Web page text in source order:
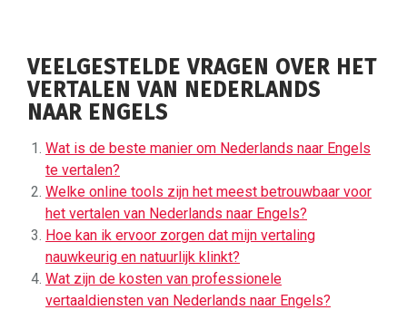
VEELGESTELDE VRAGEN OVER HET
VERTALEN VAN NEDERLANDS
NAAR ENGELS
Wat is de beste manier om Nederlands naar Engels
te vertalen?
Welke online tools zijn het meest betrouwbaar voor
het vertalen van Nederlands naar Engels?
Hoe kan ik ervoor zorgen dat mijn vertaling
nauwkeurig en natuurlijk klinkt?
Wat zijn de kosten van professionele
vertaaldiensten van Nederlands naar Engels?